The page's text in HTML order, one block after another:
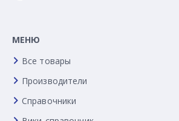
МЕНЮ
Все товары
Производители
Справочники